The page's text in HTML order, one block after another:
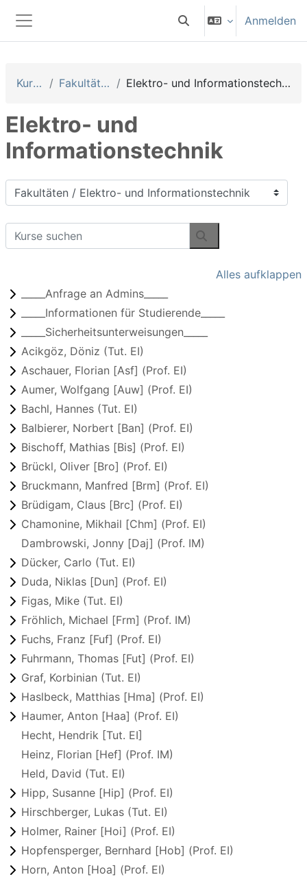
Website-Übersicht
Sucheingabe umschalten
Anmelden
Kurse Fakultäten Elektro- und Informationstechnik
Elektro- und
Informationstechnik
Kursbereiche
Kurse suchen
Kurse suchen
Alles aufklappen
_____Anfrage an Admins_____
_____Informationen für Studierende_____
_____Sicherheitsunterweisungen_____
Acikgöz, Döniz (Tut. EI)
Aschauer, Florian [Asf] (Prof. EI)
Aumer, Wolfgang [Auw] (Prof. EI)
Bachl, Hannes (Tut. EI)
Balbierer, Norbert [Ban] (Prof. EI)
Bischoff, Mathias [Bis] (Prof. EI)
Brückl, Oliver [Bro] (Prof. EI)
Bruckmann, Manfred [Brm] (Prof. EI)
Brüdigam, Claus [Brc] (Prof. EI)
Chamonine, Mikhail [Chm] (Prof. EI)
Dambrowski, Jonny [Daj] (Prof. IM)
Dücker, Carlo (Tut. EI)
Duda, Niklas [Dun] (Prof. EI)
Figas, Mike (Tut. EI)
Fröhlich, Michael [Frm] (Prof. IM)
Fuchs, Franz [Fuf] (Prof. EI)
Fuhrmann, Thomas [Fut] (Prof. EI)
Graf, Korbinian (Tut. EI)
Haslbeck, Matthias [Hma] (Prof. EI)
Haumer, Anton [Haa] (Prof. EI)
Hecht, Hendrik [Tut. EI]
Heinz, Florian [Hef] (Prof. IM)
Held, David (Tut. EI)
Hipp, Susanne [Hip] (Prof. EI)
Hirschberger, Lukas (Tut. EI)
Holmer, Rainer [Hoi] (Prof. EI)
Hopfensperger, Bernhard [Hob] (Prof. EI)
Horn, Anton [Hoa] (Prof. EI)